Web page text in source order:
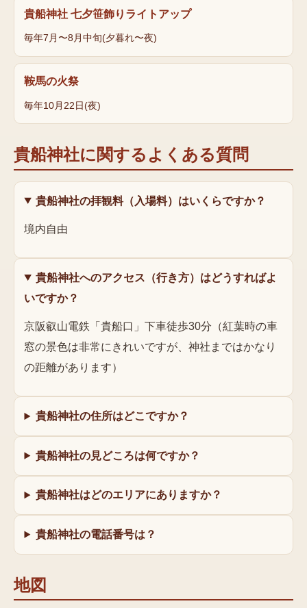
貴船神社 七夕笹飾りライトアップ
毎年7月〜8月中旬(夕暮れ〜夜)
鞍馬の火祭
毎年10月22日(夜)
貴船神社に関するよくある質問
貴船神社の拝観料（入場料）はいくらですか？
境内自由
貴船神社へのアクセス（行き方）はどうすればよ
いですか？
京阪叡山電鉄「貴船口」下車徒歩30分（紅葉時の車
窓の景色は非常にきれいですが、神社まではかなり
の距離があります）
貴船神社の住所はどこですか？
貴船神社の見どころは何ですか？
貴船神社はどのエリアにありますか？
貴船神社の電話番号は？
地図